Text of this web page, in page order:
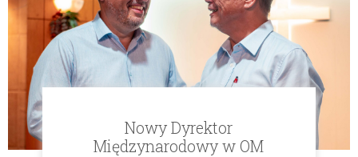
Nowy Dyrektor
Międzynarodowy w OM